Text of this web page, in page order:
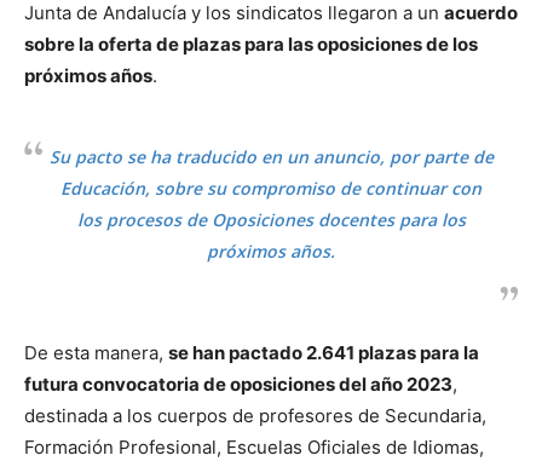
Junta de Andalucía y los sindicatos llegaron a un acuerdo
sobre la oferta de plazas para las oposiciones de los
próximos años.
Su pacto se ha traducido en un anuncio, por parte de
Educación, sobre su compromiso de continuar con
los procesos de Oposiciones docentes para los
próximos años.
De esta manera, se han pactado 2.641 plazas para la
futura convocatoria de oposiciones del año 2023,
destinada a los cuerpos de profesores de Secundaria,
Formación Profesional, Escuelas Oficiales de Idiomas,